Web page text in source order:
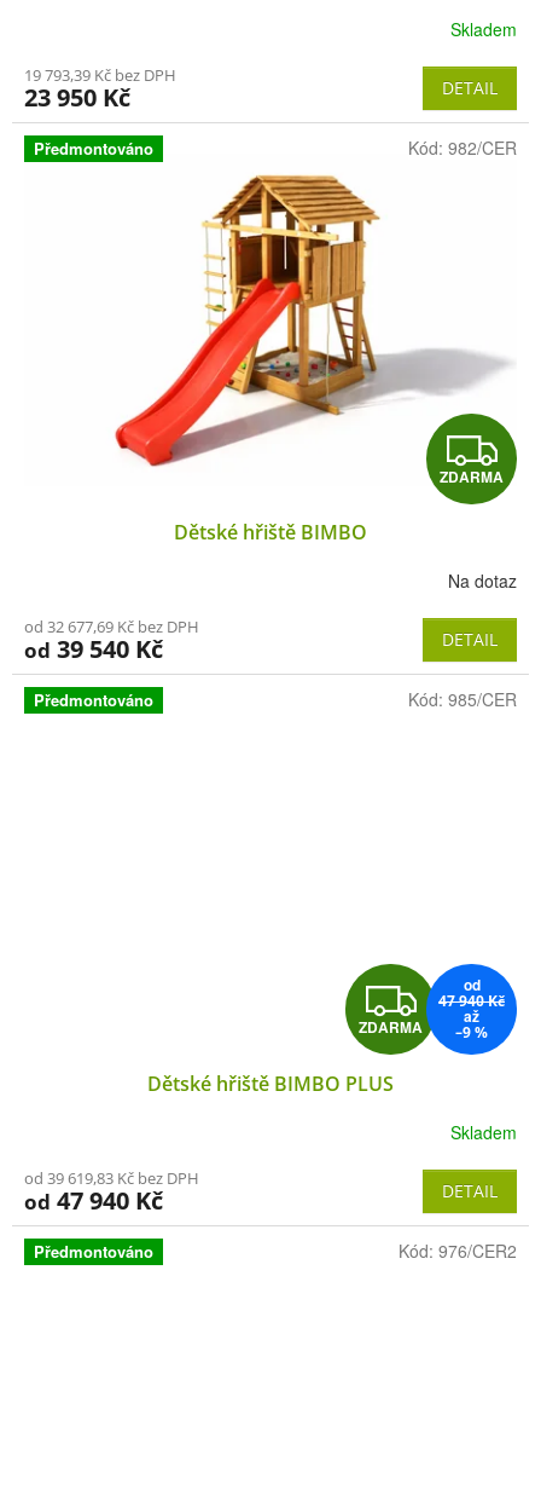
M
A
Skladem
19 793,39 Kč bez DPH
23 950 Kč DETAIL
Předmontováno
Z
D
R
M
A
ZDARMA
Dětské hřiště BIMBO
Na dotaz
od 32 677,69 Kč bez DPH
od 39 540 Kč DETAIL
Kód: 982/CER
Předmontováno
Z
D
M
A
ZDARMA
od
47 940 Kč
až
–9 %
Dětské hřiště BIMBO PLUS
Skladem
od 39 619,83 Kč bez DPH
od 47 940 Kč DETAIL
Kód: 985/CER
Předmontováno Kód: 976/CER2